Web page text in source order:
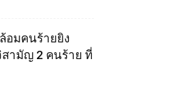
อมคนร้ายยิง
สามัญ 2 คนร้าย ที่